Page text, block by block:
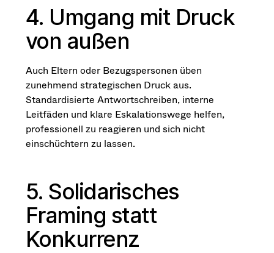
4. Umgang mit Druck
von außen
Auch Eltern oder Bezugspersonen üben
zunehmend strategischen Druck aus.
Standardisierte Antwortschreiben, interne
Leitfäden und klare Eskalationswege helfen,
professionell zu reagieren und sich nicht
einschüchtern zu lassen.
5. Solidarisches
Framing statt
Konkurrenz